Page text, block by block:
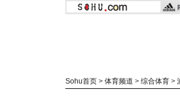
Sohu首页 > 体育频道 > 综合体育 >